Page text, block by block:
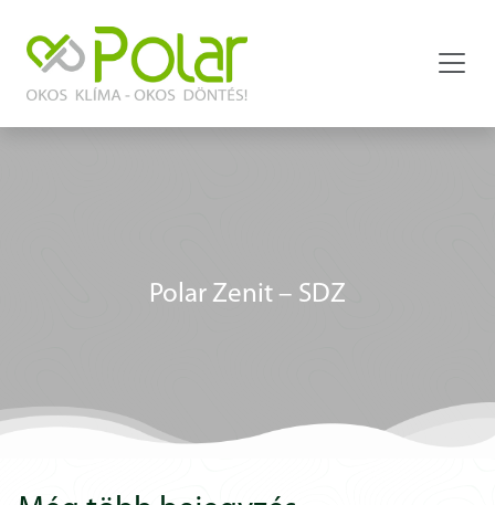
Polar Zenit – SDZ